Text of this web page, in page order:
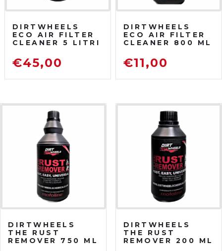
DIRTWHEELS
ECO AIR FILTER
CLEANER 5 LITRI
PER FILTRO ARIA
€45,00
DIRTWHEELS
ECO AIR FILTER
CLEANER 800 ML
PER FILTRO ARIA
€11,00
DIRTWHEELS
THE RUST
REMOVER 750 ML
DIRTWHEELS
THE RUST
REMOVER 200 ML